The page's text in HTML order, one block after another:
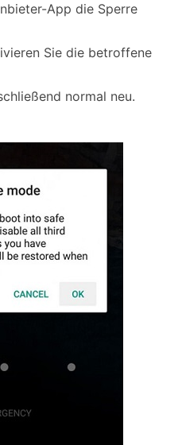
App die Sperre
Sie die betroffene
normal neu.